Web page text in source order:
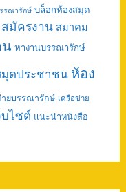
รณารักษ์ บล็อกห้องสมุด
สมัครงาน สมาคม
น หางานบรรณารักษ์
มุดประชาชน ห้อง
ายบรรณารักษ์ เครือข่าย
บไซต์ แนะนำหนังสือ